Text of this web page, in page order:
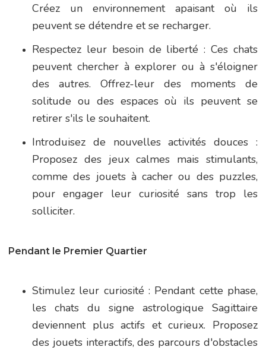
Créez un environnement apaisant où ils
peuvent se détendre et se recharger.
Respectez leur besoin de liberté : Ces chats
peuvent chercher à explorer ou à s'éloigner
des autres. Offrez-leur des moments de
solitude ou des espaces où ils peuvent se
retirer s'ils le souhaitent.
Introduisez de nouvelles activités douces :
Proposez des jeux calmes mais stimulants,
comme des jouets à cacher ou des puzzles,
pour engager leur curiosité sans trop les
solliciter.
Pendant le Premier Quartier
Stimulez leur curiosité : Pendant cette phase,
les chats du signe astrologique Sagittaire
deviennent plus actifs et curieux. Proposez
des jouets interactifs, des parcours d'obstacles